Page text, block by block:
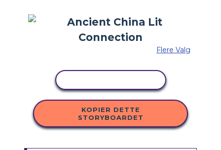
Flere Valg
KOPIER DETTE
STORYBOARDET